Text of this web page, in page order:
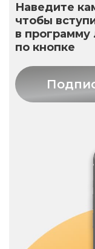
Наведите
чтобы
в программу
по кнопке